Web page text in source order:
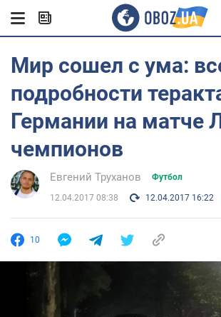
Мир сошел с ума:
подробности
Германии на матче
чемпионов
Евгений Труханов Футбол
12.04.2017 08:38 12.04.2017 16:22
10